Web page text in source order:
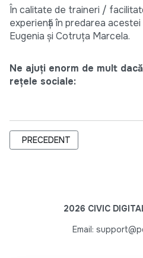
În calitate de traineri /
experienţă în predarea acestei
Eugenia şi Cotruţa Marcela.
Ne ajuți enorm de mult
rețele sociale:
ARTICOL PRECEDENT:
PRECEDENT
2026 CIVIC
Email: